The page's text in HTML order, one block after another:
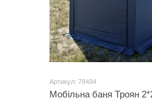
Артикул: 78494
Мобільна баня Троян